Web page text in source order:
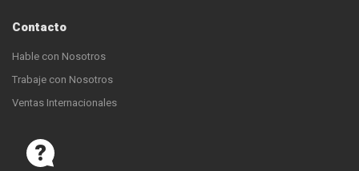
Contacto
Hable con Nosotros
Trabaje con Nosotros
Ventas Internacionales